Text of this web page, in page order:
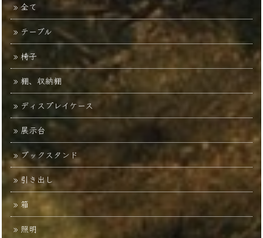
全て
テーブル
椅子
棚、収納棚
ディスプレイケース
展示台
ブックスタンド
引き出し
箱
照明